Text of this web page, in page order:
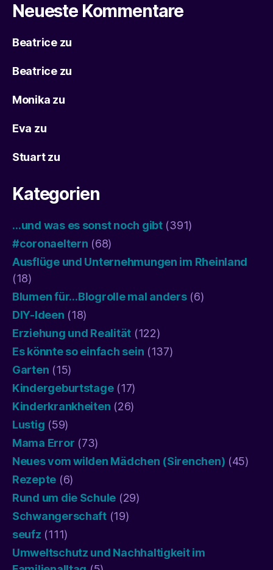
Neueste Kommentare
Beatricezu
Beatricezu
Monika zu
Eva zu
Stuartzu
Kategorien
…und was es sonst noch gibt(391)
#coronaeltern (68)
Ausflüge und Unternehmungen im Rheinland
(18)
Blumen für…Blogrolle mal anders(6)
DIY-Ideen (18)
Erziehung und Realität (122)
Es könnte so einfach sein (137)
Garten (15)
Kindergeburtstage(17)
Kinderkrankheiten (26)
Lustig (59)
Mama Error (73)
Neues vom wilden Mädchen (Sirenchen) (45)
Rezepte (6)
Rund um die Schule (29)
Schwangerschaft(19)
seufz (111)
Umweltschutz und Nachhaltigkeit im